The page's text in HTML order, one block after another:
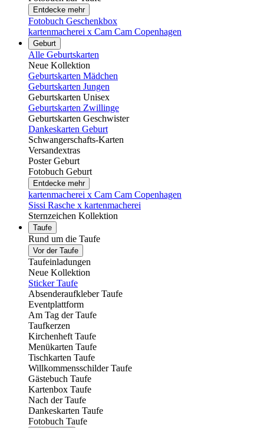
Entdecke mehr
Fotobuch Geschenkbox
kartenmacherei x Cam Cam Copenhagen
Geburt
Alle Geburtskarten
Neue Kollektion
Geburtskarten Mädchen
Geburtskarten Jungen
Geburtskarten Unisex
Geburtskarten Zwillinge
Geburtskarten Geschwister
Dankeskarten Geburt
Schwangerschafts-Karten
Versandextras
Poster Geburt
Fotobuch Geburt
Entdecke mehr
kartenmacherei x Cam Cam Copenhagen
Sissi Rasche x kartenmacherei
Sternzeichen Kollektion
Taufe
Rund um die Taufe
Vor der Taufe
Taufeinladungen
Neue Kollektion
Sticker Taufe
Absenderaufkleber Taufe
Eventplattform
Am Tag der Taufe
Taufkerzen
Kirchenheft Taufe
Menükarten Taufe
Tischkarten Taufe
Willkommensschilder Taufe
Gästebuch Taufe
Kartenbox Taufe
Nach der Taufe
Dankeskarten Taufe
Fotobuch Taufe